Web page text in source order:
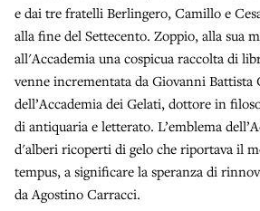
e dai tre fratelli Berlingero, Camillo e
alla fine del Settecento. Zoppio, alla sua
all'Accademia una cospicua raccolta di
venne incrementata da Giovanni Battista
dell’Accademia dei Gelati, dottore in
di antiquaria e letterato. L’emblema
d'alberi ricoperti di gelo che riportava il
tempus, a significare la speranza di
da Agostino Carracci.